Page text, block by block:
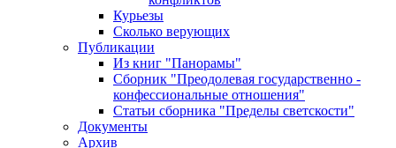
Курьезы
Сколько верующих
Публикации
Из книг "Панорамы"
Сборник "Преодолевая государственно -
конфессиональные отношения"
Статьи сборника "Пределы светскости"
Документы
Архив